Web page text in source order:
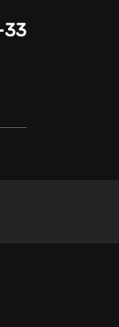
33